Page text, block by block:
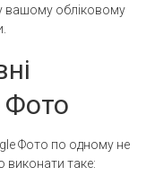
вашому обліковому
Фото
Фото по одному не
виконати таке: